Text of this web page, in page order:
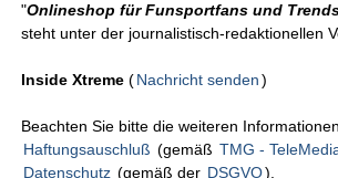
"Onlineshop für Funsportfans und
steht unter der journalistisch-redaktionellen
Inside Xtreme (Nachricht senden )
Beachten Sie bitte die weiteren
Haftungsauschluß (gemäß TMG -
Datenschutz (gemäß der DSGVO).